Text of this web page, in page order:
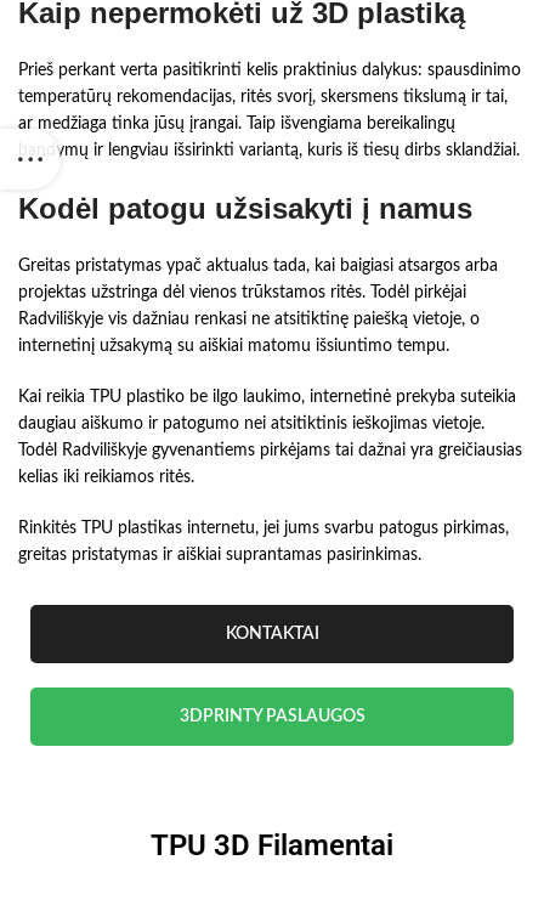
Kaip nepermokėti už 3D plastiką
Prieš perkant verta pasitikrinti kelis praktinius dalykus: spausdinimo
temperatūrų rekomendacijas, ritės svorį, skersmens tikslumą ir tai,
ar medžiaga tinka jūsų įrangai. Taip išvengiama bereikalingų
bandymų ir lengviau išsirinkti variantą, kuris iš tiesų dirbs sklandžiai.
Kodėl patogu užsisakyti į namus
Greitas pristatymas ypač aktualus tada, kai baigiasi atsargos arba
projektas užstringa dėl vienos trūkstamos ritės. Todėl pirkėjai
Radviliškyje vis dažniau renkasi ne atsitiktinę paiešką vietoje, o
internetinį užsakymą su aiškiai matomu išsiuntimo tempu.
Kai reikia TPU plastiko be ilgo laukimo, internetinė prekyba suteikia
daugiau aiškumo ir patogumo nei atsitiktinis ieškojimas vietoje.
Todėl Radviliškyje gyvenantiems pirkėjams tai dažnai yra greičiausias
kelias iki reikiamos ritės.
Rinkitės TPU plastikas internetu, jei jums svarbu patogus pirkimas,
greitas pristatymas ir aiškiai suprantamas pasirinkimas.
KONTAKTAI
3DPRINTY PASLAUGOS
TPU 3D Filamentai